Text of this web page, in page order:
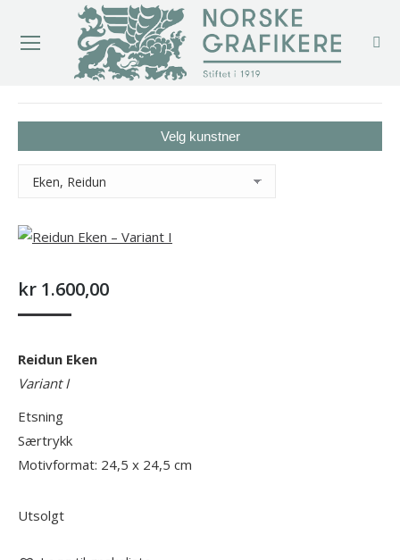
Velg kunstner
kr 1.600,00
Reidun Eken
Variant I
Etsning
Særtrykk
Motivformat: 24,5 x 24,5 cm
Utsolgt